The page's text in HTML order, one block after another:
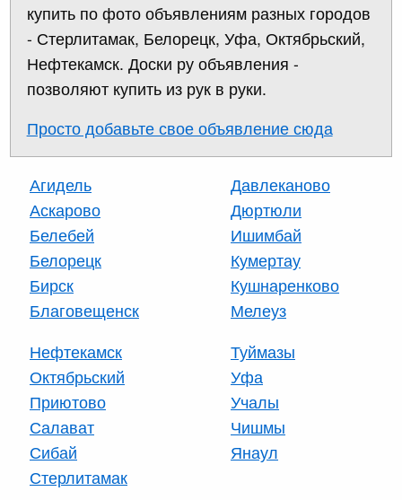
купить по фото объявлениям разных городов
- Стерлитамак, Белорецк, Уфа, Октябрьский,
Нефтекамск. Доски ру объявления -
позволяют купить из рук в руки.
Просто добавьте свое объявление сюда
Агидель
Аскарово
Белебей
Белорецк
Бирск
Благовещенск
Давлеканово
Дюртюли
Ишимбай
Кумертау
Кушнаренково
Мелеуз
Нефтекамск
Октябрьский
Приютово
Салават
Сибай
Стерлитамак
Туймазы
Уфа
Учалы
Чишмы
Янаул